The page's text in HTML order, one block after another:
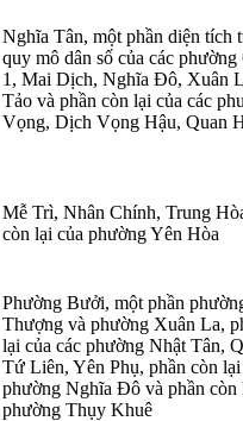
Nghĩa Tân, một phần diện tích
quy mô dân số của các
1, Mai Dịch, Nghĩa Đô, Xuân
Tảo và phần còn lại của các
Vọng, Dịch Vọng Hậu, Quan
Mễ Trì, Nhân Chính, Trung
còn lại của phường Yên Hòa
Phường Bưởi, một phần
Thượng và phường Xuân La,
lại của các phường Nhật Tân,
Tứ Liên, Yên Phụ, phần còn lại
phường Nghĩa Đô và phần còn
phường Thụy Khuê